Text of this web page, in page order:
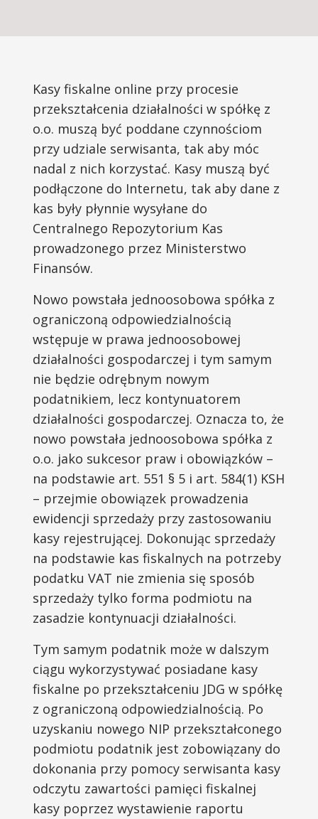
Kasy fiskalne online przy procesie
przekształcenia działalności w spółkę z
o.o. muszą być poddane czynnościom
przy udziale serwisanta, tak aby móc
nadal z nich korzystać. Kasy muszą być
podłączone do Internetu, tak aby dane z
kas były płynnie wysyłane do
Centralnego Repozytorium Kas
prowadzonego przez Ministerstwo
Finansów.
Nowo powstała jednoosobowa spółka z
ograniczoną odpowiedzialnością
wstępuje w prawa jednoosobowej
działalności gospodarczej i tym samym
nie będzie odrębnym nowym
podatnikiem, lecz kontynuatorem
działalności gospodarczej. Oznacza to, że
nowo powstała jednoosobowa spółka z
o.o. jako sukcesor praw i obowiązków –
na podstawie art. 551 § 5 i art. 584(1) KSH
– przejmie obowiązek prowadzenia
ewidencji sprzedaży przy zastosowaniu
kasy rejestrującej. Dokonując sprzedaży
na podstawie kas fiskalnych na potrzeby
podatku VAT nie zmienia się sposób
sprzedaży tylko forma podmiotu na
zasadzie kontynuacji działalności.
Tym samym podatnik może w dalszym
ciągu wykorzystywać posiadane kasy
fiskalne po przekształceniu JDG w spółkę
z ograniczoną odpowiedzialnością. Po
uzyskaniu nowego NIP przekształconego
podmiotu podatnik jest zobowiązany do
dokonania przy pomocy serwisanta kasy
odczytu zawartości pamięci fiskalnej
kasy poprzez wystawienie raportu